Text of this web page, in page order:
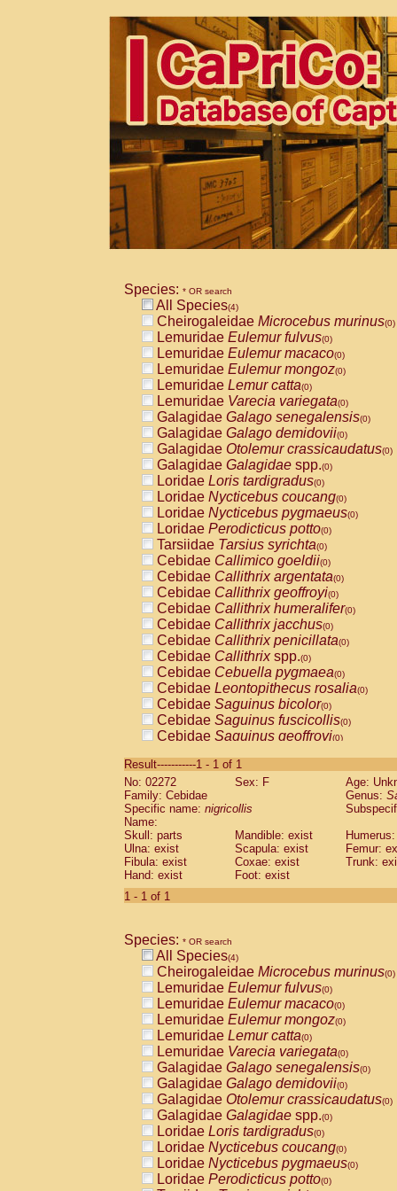
Species: * OR search
All Species(4)
Cheirogaleidae Microcebus murinus(0)
Lemuridae Eulemur fulvus(0)
Lemuridae Eulemur macaco(0)
Lemuridae Eulemur mongoz(0)
Lemuridae Lemur catta(0)
Lemuridae Varecia variegata(0)
Galagidae Galago senegalensis(0)
Galagidae Galago demidovii(0)
Galagidae Otolemur crassicaudatus(0)
Galagidae Galagidae spp.(0)
Loridae Loris tardigradus(0)
Loridae Nycticebus coucang(0)
Loridae Nycticebus pygmaeus(0)
Loridae Perodicticus potto(0)
Tarsiidae Tarsius syrichta(0)
Cebidae Callimico goeldii(0)
Cebidae Callithrix argentata(0)
Cebidae Callithrix geoffroyi(0)
Cebidae Callithrix humeralifer(0)
Cebidae Callithrix jacchus(0)
Cebidae Callithrix penicillata(0)
Cebidae Callithrixspp.(0)
Cebidae Cebuella pygmaea(0)
Cebidae Leontopithecus rosalia(0)
Cebidae Saguinus bicolor(0)
Cebidae Saguinus fuscicollis(0)
Cebidae Saguinus geoffroyi(0)
CebidaeSaguinus labiatus(0)
Cebidae Saguinus leucopus (0)
Cebidae
CebidaeSaguinus mystax
Cebidae Saguinus nigricollis (1)
Cebidae Saguinus oedipus
Cebidae Saguinus weddelli
Cebidae Saguinusspp.
Cebidae
CebidaeCebus capucinus
CebidaeCebus nigrivittatus
CebidaeCebus spp.(0)
CebidaeSaimiri boliviensis(0)
CebidaeSaimiri sciureus(0)
AtelidaeAlouatta caraya(0)
AtelidaeAlouatta fusca(0)
AtelidaeAlouatta seniculus(0)
AtelidaeAlouattaspp.(0)
AtelidaeAteles belzebuth(0)
AtelidaeAteles geoffroyi(0)
AtelidaeAteles paniscus(0)
AtelidaeAtelesspp.(0)
AtelidaeLagothrix lagothricha(0)
AtelidaeLagothrix lagothricha cana
PitheciidaeCacajao calvus
Result-----------1 - 1 of 1
No: 02272
Sex: F
Age:
Family: Cebidae
Genus:
Specific name: nigricollis
Name:
Skull: parts
Mandible: exist
Ulna: exist
Scapula: exist
Femur:
Fibula: exist
Coxae: exist
Trunk:
Hand: exist
Foot: exist
1 - 1 of 1
Species: * OR search
All Species(4)
Cheirogaleidae Microcebus murinus(0)
Lemuridae Eulemur fulvus(0)
Lemuridae Eulemur macaco(0)
Lemuridae Eulemur mongoz(0)
Lemuridae Lemur catta(0)
Lemuridae Varecia variegata(0)
Galagidae Galago senegalensis(0)
Galagidae Galago demidovii(0)
Galagidae Otolemur crassicaudatus(0)
Galagidae Galagidae spp.(0)
Loridae Loris tardigradus(0)
Loridae Nycticebus coucang(0)
Loridae Nycticebus pygmaeus(0)
Loridae Perodicticus potto(0)